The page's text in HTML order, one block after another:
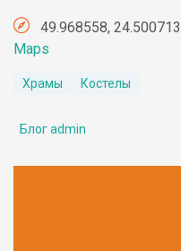
49.968558,
Maps
Храмы Костелы
Блог admin